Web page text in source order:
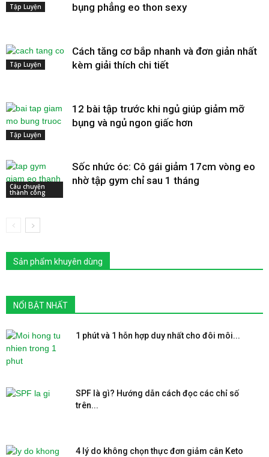
Tập Luyện
bụng phẳng eo thon sexy
Tập Luyện
Cách tăng cơ bắp nhanh và đơn giản nhất
kèm giải thích chi tiết
Tập Luyện
12 bài tập trước khi ngủ giúp giảm mỡ
bụng và ngủ ngon giấc hơn
Câu chuyện
thành công
Sốc nhức óc: Cô gái giảm 17cm vòng eo
nhờ tập gym chỉ sau 1 tháng
Sản phẩm khuyên dùng
NỔI BẬT NHẤT
1 phút và 1 hỗn hợp duy nhất cho đôi môi...
SPF là gì? Hướng dẫn cách đọc các chỉ số
trên...
4 lý do không chọn thực đơn giảm cân Keto